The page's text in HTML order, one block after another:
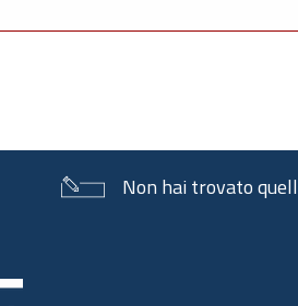
Non hai trovato